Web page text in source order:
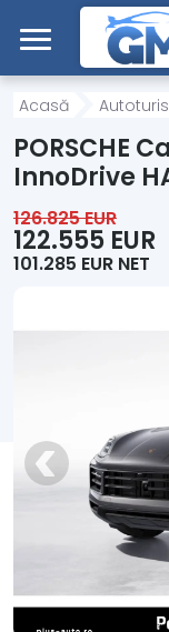
Mergi direct la
Acasă
Autoturisme
Motociclete
Despre Noi
Contact
Acasă
PORSCHE
InnoDrive
126.825 EUR
122.555 EUR
101.285 EUR NET